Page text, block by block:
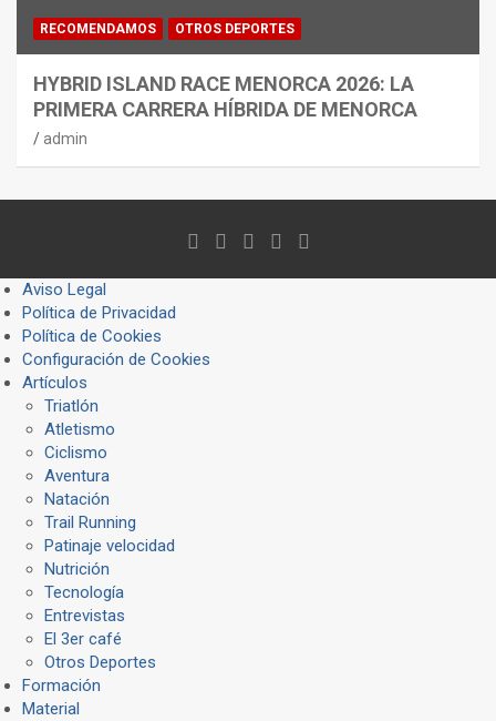
RECOMENDAMOS OTROS DEPORTES
HYBRID ISLAND RACE MENORCA 2026: LA
PRIMERA CARRERA HÍBRIDA DE MENORCA
admin
Aviso Legal
Política de Privacidad
Política de Cookies
Configuración de Cookies
Artículos
Triatlón
Atletismo
Ciclismo
Aventura
Natación
Trail Running
Patinaje velocidad
Nutrición
Tecnología
Entrevistas
El 3er café
Otros Deportes
Formación
Material